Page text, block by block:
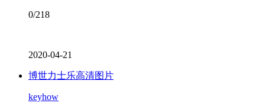
0/218
2020-04-21
博世力士乐高清图片
keyhow